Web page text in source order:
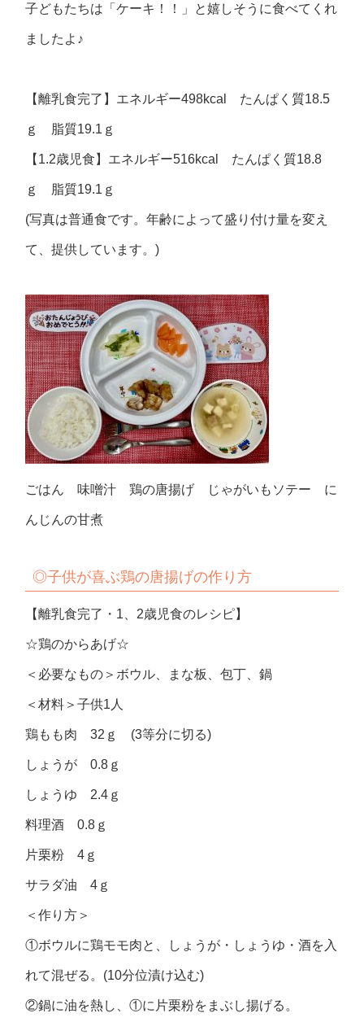
子どもたちは「ケーキ！！」と嬉しそうに食べてくれ
ましたよ♪
【離乳食完了】エネルギー498kcal たんぱく質18.5
ｇ 脂質19.1ｇ
【1.2歳児食】エネルギー516kcal たんぱく質18.8
ｇ 脂質19.1ｇ
(写真は普通食です。年齢によって盛り付け量を変え
て、提供しています。)
ごはん 味噌汁 鶏の唐揚げ じゃがいもソテー に
んじんの甘煮
◎子供が喜ぶ鶏の唐揚げの作り方
【離乳食完了・1、2歳児食のレシピ】
☆鶏のからあげ☆
＜必要なもの＞ボウル、まな板、包丁、鍋
＜材料＞子供1人
鶏もも肉 32ｇ (3等分に切る)
しょうが 0.8ｇ
しょうゆ 2.4ｇ
料理酒 0.8ｇ
片栗粉 4ｇ
サラダ油 4ｇ
＜作り方＞
①ボウルに鶏モモ肉と、しょうが・しょうゆ・酒を入
れて混ぜる。(10分位漬け込む)
②鍋に油を熱し、①に片栗粉をまぶし揚げる。